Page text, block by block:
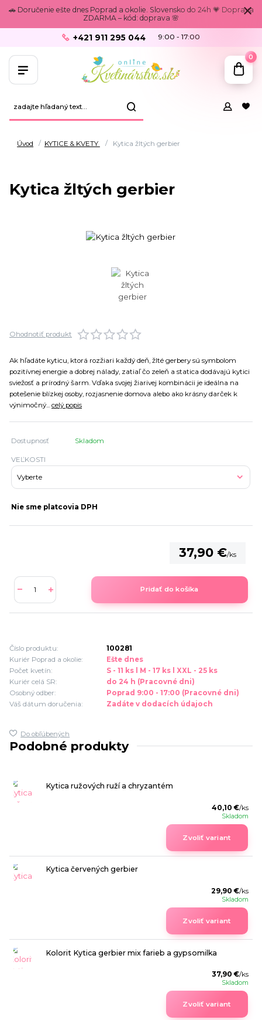
🚗 Doručenie ešte dnes Poprad a okolie. Slovensko do 24h 💗 Doprava
ZDARMA – kód: doprava 🌸
+421 911 295 044 9:00 - 17:00
0
Úvod KYTICE & KVETY Kytica žltých gerbier
Kytica žltých gerbier
Ohodnotiť produkt
Ak hľadáte kyticu, ktorá rozžiari každý deň, žlté gerbery sú symbolom
pozitívnej energie a dobrej nálady, zatiaľ čo zeleň a statica dodávajú kytici
sviežosť a prírodný šarm. Vďaka svojej žiarivej kombinácii je ideálna na
potešenie blízkej osoby, rozjasnenie domova alebo ako krásny darček k
výnimočný... celý popis
Dostupnosť Skladom
VEĽKOSTI
Nie sme platcovia DPH
37,90 €/ks
Pridať do košíka
Číslo produktu:
100281
Kuriér Poprad a okolie:
Ešte dnes
Počet kvetín:
S - 11 ks l M - 17 ks l XXL - 25 ks
Kuriér celá SR:
do 24 h (Pracovné dni)
Osobný odber:
Poprad 9:00 - 17:00 (Pracovné dni)
Váš dátum doručenia:
Zadáte v dodacích údajoch
Do obľúbených
Podobné produkty
Kytica ružových ruží a chryzantém
40,10 €/ks
Skladom
Zvoliť variant
Kytica červených gerbier
29,90 €/ks
Skladom
Zvoliť variant
Kolorit Kytica gerbier mix farieb a gypsomilka
37,90 €/ks
Skladom
Zvoliť variant